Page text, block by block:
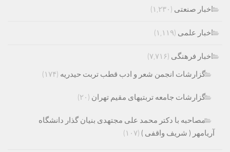
اخبار صنعتی (۱,۲۳۰)
اخبار علمی (۱,۱۱۹)
اخبار فرهنگی (۷,۷۱۶)
گزارشات انجمن شعر و ادب قطب تربت حیدریه (۱۷۴)
گزارشات جامعه تربتیهای مقیم تهران (۲۰)
مصاحبه با دکتر محمد علی مجتهدی بنیان گذار دانشگاه
آریامهر ( شریف واقفی ) (۱۰۷)